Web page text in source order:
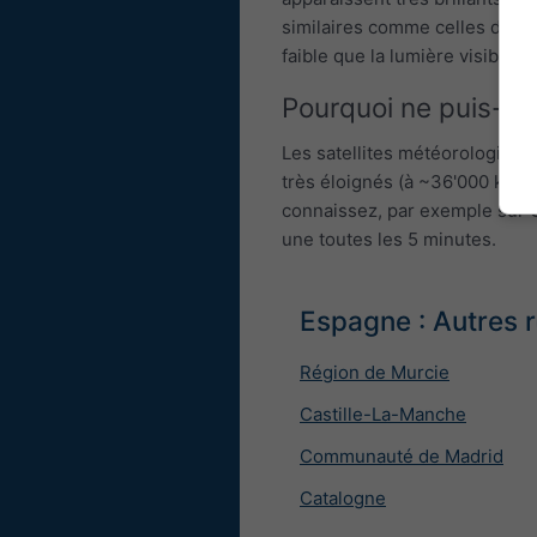
similaires comme celles de
faible que la lumière visible,
Pourquoi ne puis-
Les satellites
très éloignés (à ~36'000 km
connaissez, par exemple sur
une toutes les 5 minutes.
Espagne : Autres
Région de Murcie
Castille-La-Manche
Communauté de Madrid
Catalogne